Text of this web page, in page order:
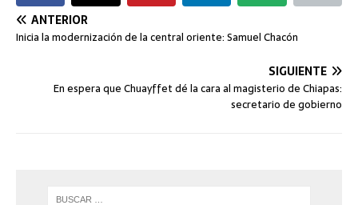
ANTERIOR
Inicia la modernización de la central oriente: Samuel Chacón
SIGUIENTE
En espera que Chuayffet dé la cara al magisterio de Chiapas:
secretario de gobierno